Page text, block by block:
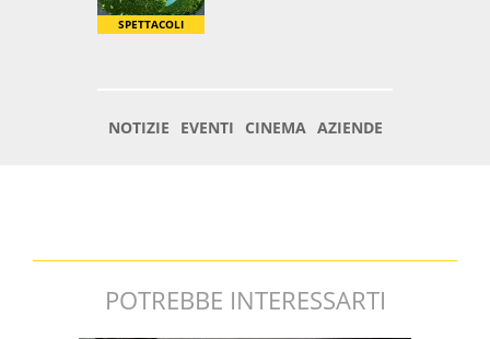
POTREBBE INTERESSARTI